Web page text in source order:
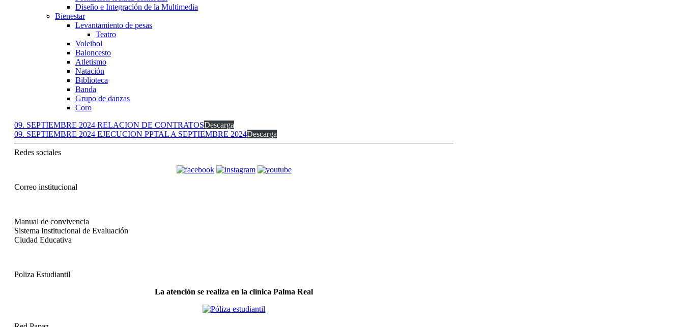
Diseño e Integración de la Multimedia
Bienestar
Levantamiento de pesas
Teatro
Voleibol
Baloncesto
Atletismo
Natación
Biblioteca
Banda
Grupo de danzas
Coro
09. SEPTIEMBRE 2024 RELACION DE CONTRATOSDescarga
09. SEPTIEMBRE 2024 EJECUCION PPTAL A SEPTIEMBRE 2024Descarga
Redes sociales
Correo institucional
Manual de convivencia
Sistema Institucional de Evaluación
Ciudad Educativa
Poliza Estudiantil
La atención se realiza en la clínica Palma Real